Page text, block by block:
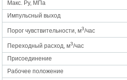
Макс. Py, МПа
Импульсный выход
Порог чувствительности, м3/час
Переходный расход, м3/час
Присоединение
Рабочее положение